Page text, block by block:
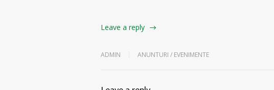
Leave a reply
ADMIN ANUNTURI / EVENIMENTE